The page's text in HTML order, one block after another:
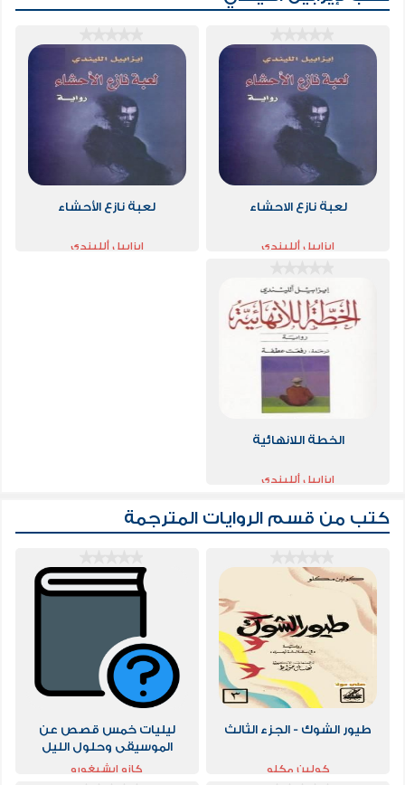
لعبة نازع الاحشاء
إيزابيل ألليندي
لعبة نازع الأحشاء
إيزابيل ألليندي
الخطة اللانهائية
إيزابيل ألليندي
كتب من قسم الروايات المترجمة
طيور الشوك - الجزء الثالث
كولين مكلو
‫ليليات خمس قصص عن
الموسيقى وحلول الليل
كازو ايشيغورو